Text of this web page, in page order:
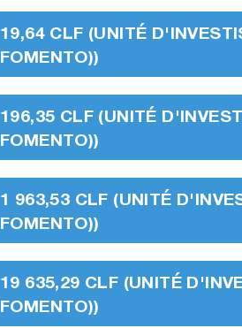
19,64 CLF (UNITÉ
FOMENTO))
196,35 CLF (UNITÉ
FOMENTO))
1 963,53 CLF (UNITÉ
FOMENTO))
19 635,29 CLF (UNITÉ
FOMENTO))